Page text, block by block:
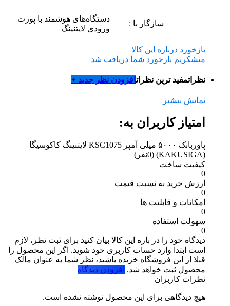
سازگار با :
دستگاه‌های هوشمند با پورت
ورودی لایتنینگ
بازخورد درباره این کالا
متشکریم بازخورد شما دریافت شد
نظراتمفید ترین نظراتافزودن نظر جدید +
نمایش بیشتر
امتیاز کاربران به:
پاوربانک ۵۰۰۰ میلی آمپر KSC1075 لایتنینگ کاکوسیگا
(KAKUSIGA)
(0نفر)
کیفیت ساخت
0
ارزش خرید به نسبت قیمت
0
امکانات و قابلیت ها
0
سهولت استفاده
0
دیدگاه خود را در باره این کالا بیان کنید برای ثبت نظر، لازم
است ابتدا وارد حساب کاربری خود شوید. اگر این محصول را
قبلا از این فروشگاه خریده باشید، نظر شما به عنوان مالک
محصول ثبت خواهد شد. افزودن دیدگاه
نظرات کاربران
هیچ دیدگاهی برای این محصول نوشته نشده است.